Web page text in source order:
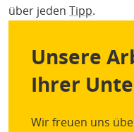
über jeden Tipp.
Unsere
Ihrer
Wir freuen uns